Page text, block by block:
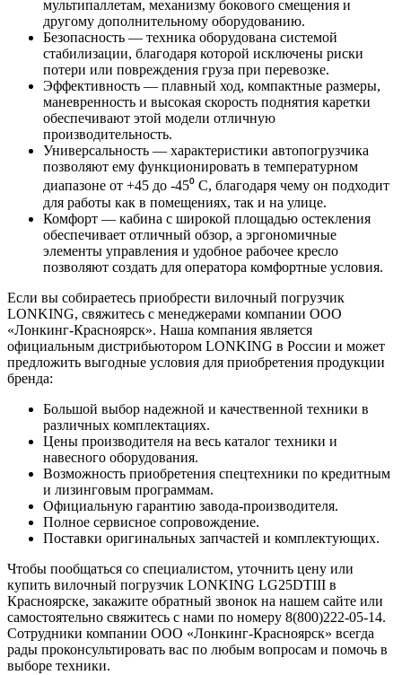
мультипаллетам, механизму бокового смещения и
другому дополнительному оборудованию.
Безопасность — техника оборудована системой
стабилизации, благодаря которой исключены риски
потери или повреждения груза при перевозке.
Эффективность — плавный ход, компактные размеры,
маневренность и высокая скорость поднятия каретки
обеспечивают этой модели отличную
производительность.
Универсальность — характеристики автопогрузчика
позволяют ему функционировать в температурном
диапазоне от +45 до -45⁰ С, благодаря чему он подходит
для работы как в помещениях, так и на улице.
Комфорт — кабина с широкой площадью остекления
обеспечивает отличный обзор, а эргономичные
элементы управления и удобное рабочее кресло
позволяют создать для оператора комфортные условия.
Если вы собираетесь приобрести вилочный погрузчик
LONKING, свяжитесь с менеджерами компании ООО
«Лонкинг-Красноярск». Наша компания является
официальным дистрибьютором LONKING в России и может
предложить выгодные условия для приобретения продукции
бренда:
Большой выбор надежной и качественной техники в
различных комплектациях.
Цены производителя на весь каталог техники и
навесного оборудования.
Возможность приобретения спецтехники по кредитным
и лизинговым программам.
Официальную гарантию завода-производителя.
Полное сервисное сопровождение.
Поставки оригинальных запчастей и комплектующих.
Чтобы пообщаться со специалистом, уточнить цену или
купить вилочный погрузчик LONKING LG25DTIII в
Красноярске, закажите обратный звонок на нашем сайте или
самостоятельно свяжитесь с нами по номеру 8(800)222-05-14.
Сотрудники компании ООО «Лонкинг-Красноярск» всегда
рады проконсультировать вас по любым вопросам и помочь в
выборе техники.